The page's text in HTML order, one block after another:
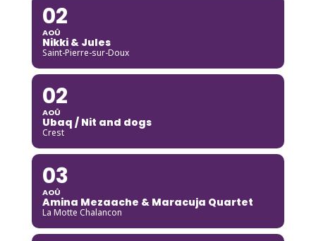
02
AOÛ
Nikki & Jules
Saint-Pierre-sur-Doux
02
AOÛ
Ubaq / Nit and dogs
Crest
03
AOÛ
Amina Mezaache & Maracuja Quartet
La Motte Chalancon